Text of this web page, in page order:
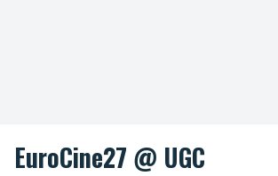
EuroCine27 @ UGC